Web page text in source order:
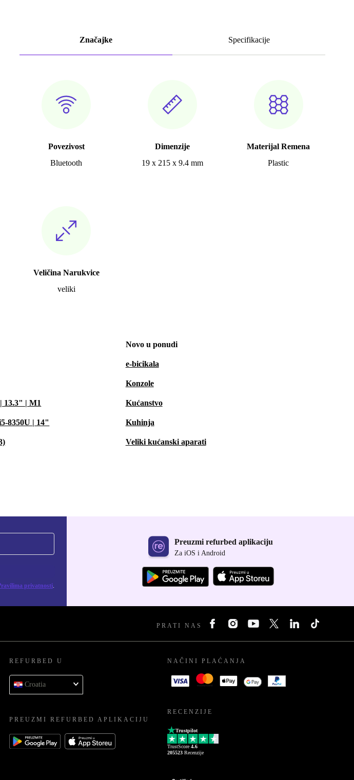
Značajke Specifikacije
Povezivost
Bluetooth
Dimenzije
19 x 215 x 9.4 mm
Materijal Remena
Plastic
Veličina Narukvice
veliki
13.3" | M1
8350U | 14"
Novo u ponudi
e-bicikala
Konzole
Kućanstvo
Kuhinja
Veliki kućanski aparati
privatnosti.
Preuzmi refurbed aplikaciju
Za iOS i Android
PRATI NAS
REFURBED U
Croatia
PREUZMI REFURBED APLIKACIJU
NAČINI PLAĆANJA
RECENZIJE
Trustpilot
TrustScore 4.6
205523 Recenzije